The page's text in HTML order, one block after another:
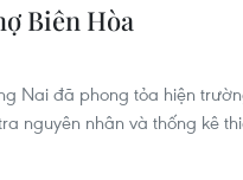
Biên Hòa
Nai đã phong tỏa hiện
nguyên nhân và thống kê